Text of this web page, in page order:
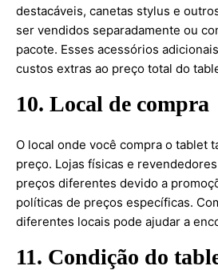
destacáveis, canetas stylus e
ser vendidos separadamente ou
pacote. Esses acessórios
custos extras ao preço total do
10. Local de compra
O local onde você compra o tablet
preço. Lojas físicas e
preços diferentes devido a
políticas de preços específicas.
diferentes locais pode ajudar a
11. Condição do